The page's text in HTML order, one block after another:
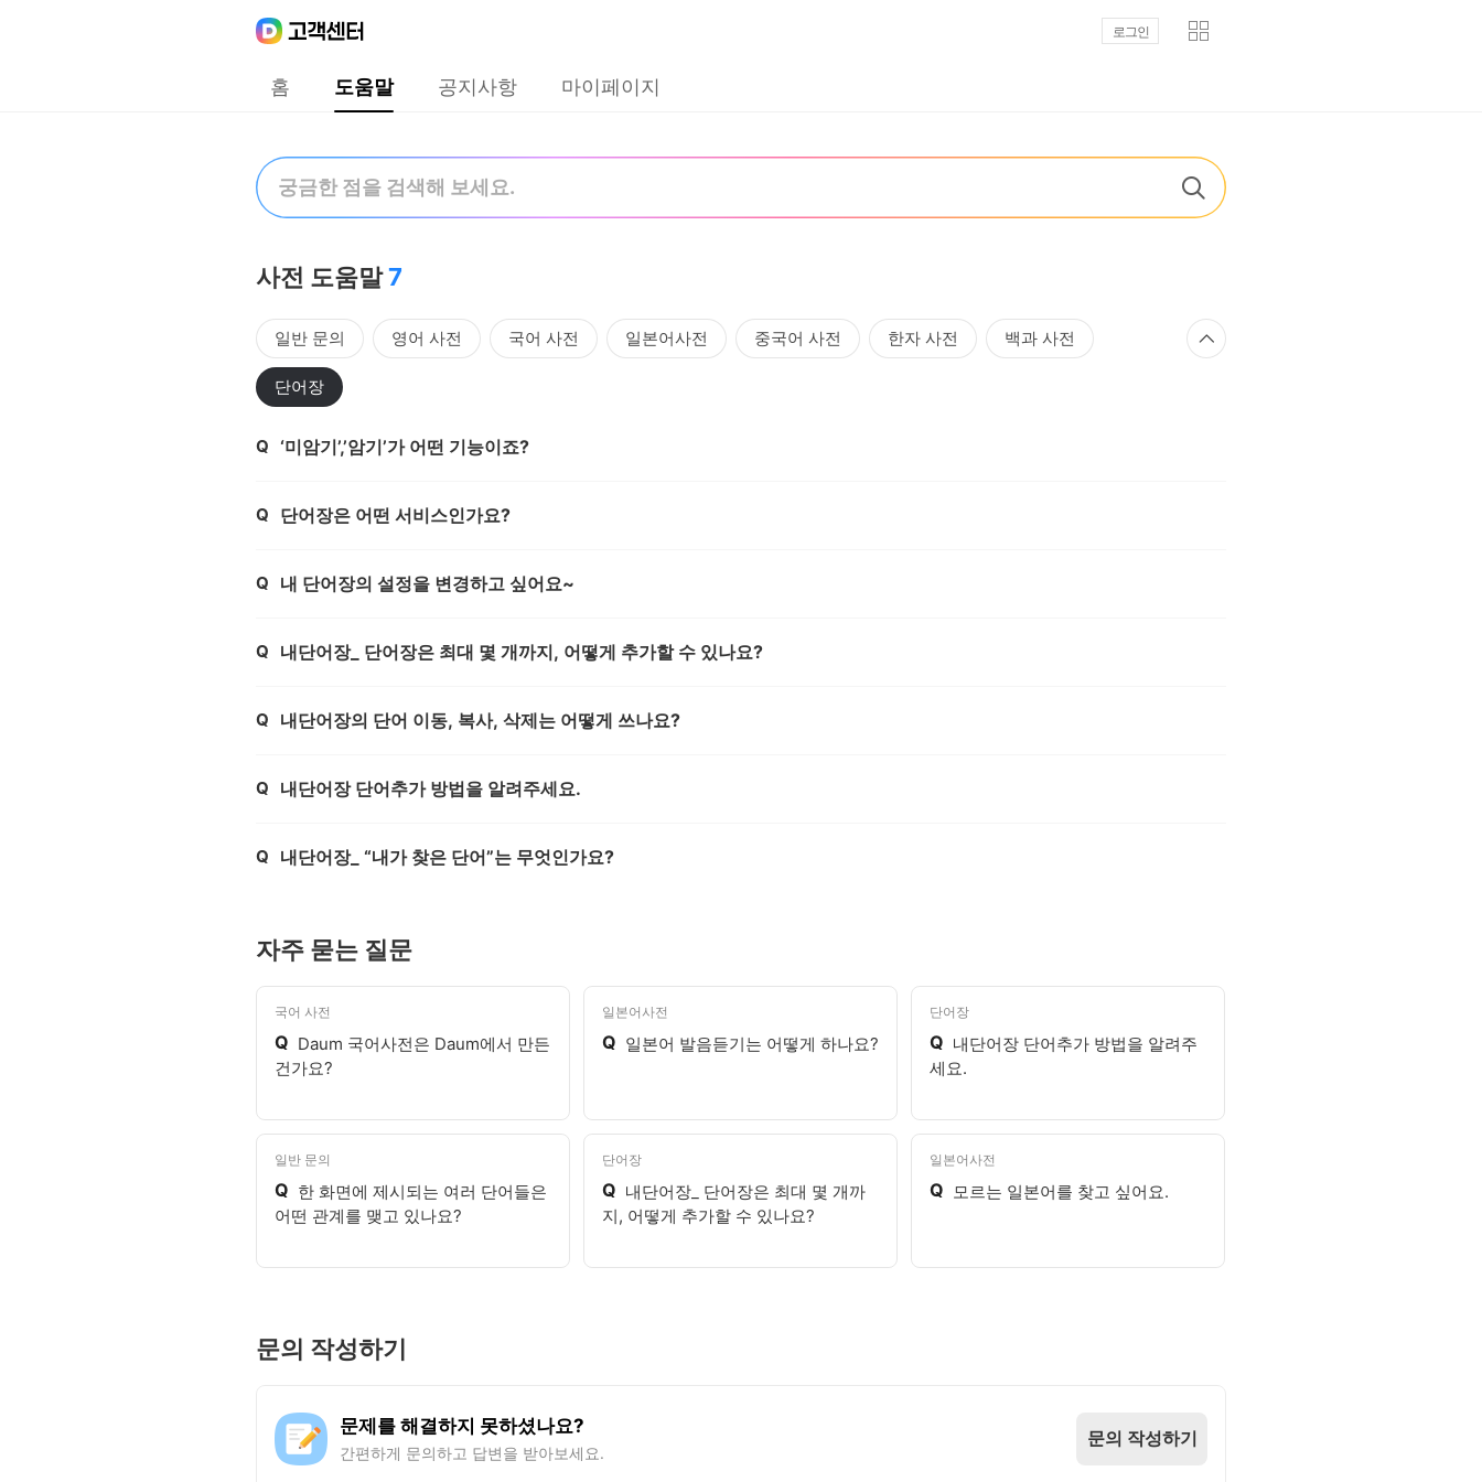
로그인
홈 도움말 공지사항 마이페이지
사전 도움말7
일반 문의 영어 사전 국어 사전 일본어사전 중국어 사전 한자 사전 백과 사전
단어장
Q ‘미암기’,’암기’가 어떤 기능이죠?
Q 단어장은 어떤 서비스인가요?
Q 내 단어장의 설정을 변경하고 싶어요~
Q 내단어장_ 단어장은 최대 몇 개까지, 어떻게 추가할 수 있나요?
Q 내단어장의 단어 이동, 복사, 삭제는 어떻게 쓰나요?
Q 내단어장 단어추가 방법을 알려주세요.
Q 내단어장_ “내가 찾은 단어”는 무엇인가요?
자주 묻는 질문
국어 사전
Q Daum 국어사전은 Daum에서 만든
건가요?
일본어사전
Q 일본어 발음듣기는 어떻게 하나요?
단어장
Q 내단어장 단어추가 방법을 알려주
세요.
일반 문의
Q 한 화면에 제시되는 여러 단어들은
어떤 관계를 맺고 있나요?
단어장
Q 내단어장_ 단어장은 최대 몇 개까
지, 어떻게 추가할 수 있나요?
일본어사전
Q 모르는 일본어를 찾고 싶어요.
문의 작성하기
문제를 해결하지 못하셨나요?
간편하게 문의하고 답변을 받아보세요.
문의 작성하기